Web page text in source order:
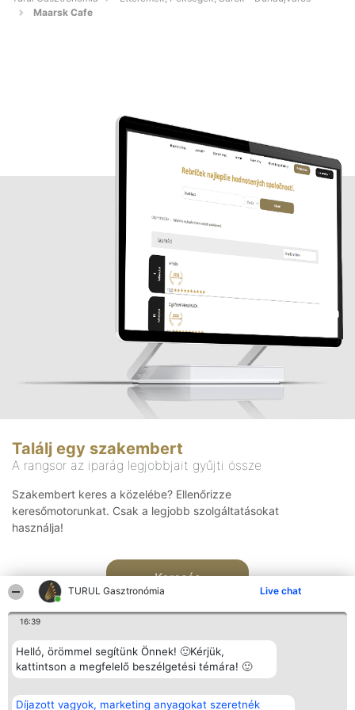
TURUL Gasztronómia Live chat
16:39
Helló, örömmel segítünk Önnek! 🙂Kérjük,
kattintson a megfelelő beszélgetési témára! 🙂
Díjazott vagyok, marketing anyagokat szeretnék
Maarsk Cafe
Találj egy szakembert
A rangsor az iparág legjobbjait gyűjti össze
Szakembert keres a közelébe? Ellenőrizze
keresőmotorunkat. Csak a legjobb szolgáltatásokat
használja!
Keresés
Rangsorszervező
SC Beautiful Company S.R.L.
Népszavazás
Nyertesek
Elérhetőség
Elérhetőség